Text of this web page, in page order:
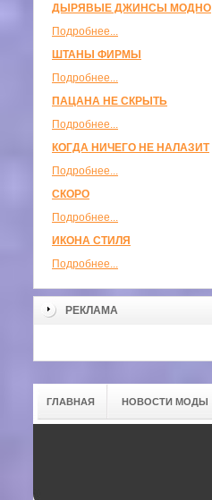
ДЫРЯВЫЕ ДЖИНСЫ МОДНО
Подробнее...
ШТАНЫ ФИРМЫ
Подробнее...
ПАЦАНА НЕ СКРЫТЬ
Подробнее...
КОГДА НИЧЕГО НЕ НАЛАЗИТ
Подробнее...
СКОРО
Подробнее...
ИКОНА СТИЛЯ
Подробнее...
РЕКЛАМА
ГЛАВНАЯ НОВОСТИ МОДЫ